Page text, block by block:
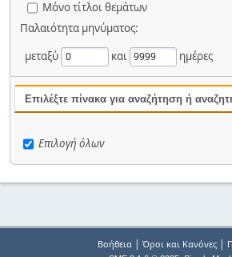
Μόνο τίτλοι θεμάτων
Παλαιότητα μηνύματος:
μεταξύ
και ημέρες
Επιλέξτε πίνακα για αναζήτηση ή
Επιλογή όλων
Βοήθεια| Όροι και Κανόνες|